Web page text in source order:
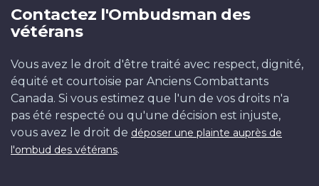
Contactez l'Ombudsman des
vétérans
Vous avez le droit d'être traité avec respect, dignité,
équité et courtoisie par Anciens Combattants
Canada. Si vous estimez que l'un de vos droits n'a
pas été respecté ou qu'une décision est injuste,
vous avez le droit de déposer une plainte auprès de
l'ombud des vétérans.